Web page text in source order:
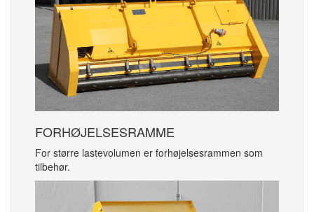
FORHØJELSESRAMME
For større lastevolumen er forhøjelsesrammen som
tilbehør.